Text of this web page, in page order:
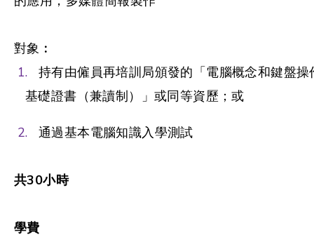
對象︰
持有由僱員再培訓局頒發的「電腦概念和鍵盤操
基礎證書（兼讀制）」或同等資歷；或
通過基本電腦知識入學測試
共30小時
學費